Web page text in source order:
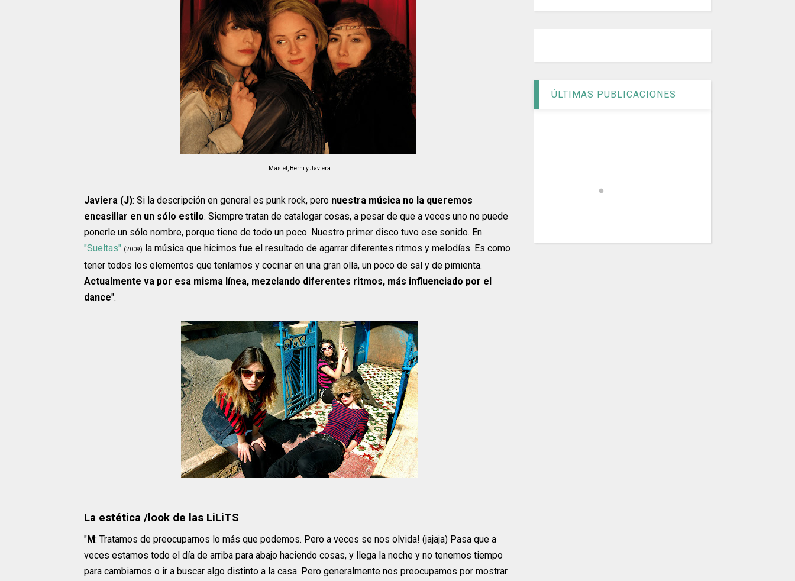
Masiel, Berni y Javiera
Javiera (J): Si la descripción en general es punk rock, pero nuestra música no la queremos
encasillar en un sólo estilo. Siempre tratan de catalogar cosas, a pesar de que a veces uno no puede
ponerle un sólo nombre, porque tiene de todo un poco. Nuestro primer disco tuvo ese sonido. En
"Sueltas" (2009) la música que hicimos fue el resultado de agarrar diferentes ritmos y melodías. Es como
tener todos los elementos que teníamos y cocinar en una gran olla, un poco de sal y de pimienta.
Actualmente va por esa misma línea, mezclando diferentes ritmos, más influenciado por el
dance".
La estética /look de las LiLiTS
"M: Tratamos de preocuparnos lo más que podemos. Pero a veces se nos olvida! (jajaja) Pasa que a
veces estamos todo el día de arriba para abajo haciendo cosas, y llega la noche y no tenemos tiempo
para cambiarnos o ir a buscar algo distinto a la casa. Pero generalmente nos preocupamos por mostrar
ÚLTIMAS PUBLICACIONES